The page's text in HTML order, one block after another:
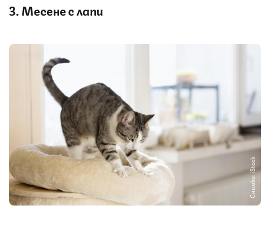
3. Месене с лапи
Снимка: iStock